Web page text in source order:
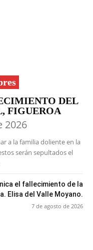
DEL
FIGUEROA
2026
a la familia doliente en la
serán sepultados el
el fallecimiento de la
Elisa del Valle Moyano.
7 de agosto de 2026